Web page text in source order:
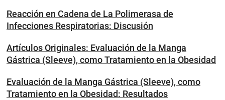
Reacción en Cadena de La Polimerasa de
Infecciones Respiratorias: Discusión
Artículos Originales: Evaluación de la Manga
Gástrica (Sleeve), como Tratamiento en la Obesidad
Evaluación de la Manga Gástrica (Sleeve), como
Tratamiento en la Obesidad: Resultados